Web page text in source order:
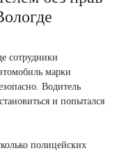
сотрудники
марки
Водитель
и попытался
полицейских